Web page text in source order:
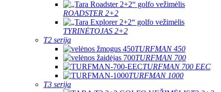
ROADSTER 2+2
TYRINĖTOJAS 2+2
T2 serija
TURFMAN 450
TURFMAN 700
TURFMAN 700 EEC
TURFMAN 1000
T3 serija